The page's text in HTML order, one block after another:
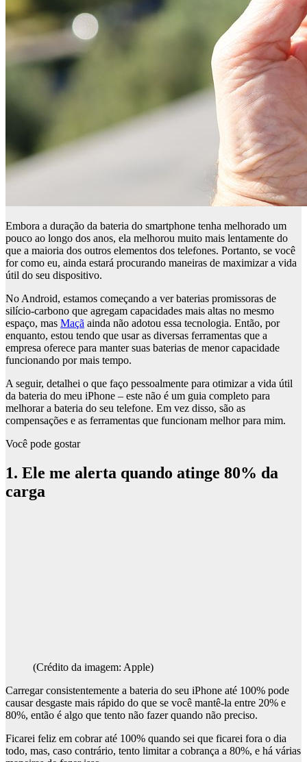
Embora a duração da bateria do smartphone tenha melhorado um
pouco ao longo dos anos, ela melhorou muito mais lentamente do
que a maioria dos outros elementos dos telefones. Portanto, se você
for como eu, ainda estará procurando maneiras de maximizar a vida
útil do seu dispositivo.
No Android, estamos começando a ver baterias promissoras de
silício-carbono que agregam capacidades mais altas no mesmo
espaço, mas Maçã ainda não adotou essa tecnologia. Então, por
enquanto, estou tendo que usar as diversas ferramentas que a
empresa oferece para manter suas baterias de menor capacidade
funcionando por mais tempo.
A seguir, detalhei o que faço pessoalmente para otimizar a vida útil
da bateria do meu iPhone – este não é um guia completo para
melhorar a bateria do seu telefone. Em vez disso, são as
compensações e as ferramentas que funcionam melhor para mim.
Você pode gostar
1. Ele me alerta quando atinge 80% da
carga
(Crédito da imagem: Apple)
Carregar consistentemente a bateria do seu iPhone até 100% pode
causar desgaste mais rápido do que se você mantê-la entre 20% e
80%, então é algo que tento não fazer quando não preciso.
Ficarei feliz em cobrar até 100% quando sei que ficarei fora o dia
todo, mas, caso contrário, tento limitar a cobrança a 80%, e há várias